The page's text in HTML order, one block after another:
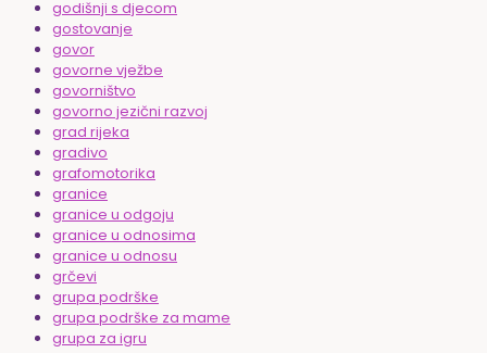
godišnji s djecom
gostovanje
govor
govorne vježbe
govorništvo
govorno jezični razvoj
grad rijeka
gradivo
grafomotorika
granice
granice u odgoju
granice u odnosima
granice u odnosu
grčevi
grupa podrške
grupa podrške za mame
grupa za igru